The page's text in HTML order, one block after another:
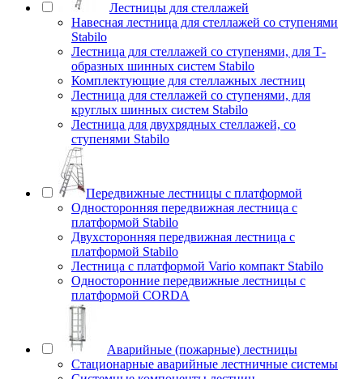
Лестницы для стеллажей
Навесная лестница для стеллажей со ступенями
Stabilo
Лестница для стеллажей со ступенями, для Т-
образных шинных систем Stabilo
Комплектующие для стеллажных лестниц
Лестница для стеллажей со ступенями, для
круглых шинных систем Stabilo
Лестница для двухрядных стеллажей, со
ступенями Stabilo
Передвижные лестницы с платформой
Односторонняя передвижная лестница с
платформой Stabilo
Двухсторонняя передвижная лестница с
платформой Stabilo
Лестница с платформой Vario компакт Stabilo
Односторонние передвижные лестницы с
платформой CORDA
Аварийные (пожарные) лестницы
Стационарные аварийные лестничные системы